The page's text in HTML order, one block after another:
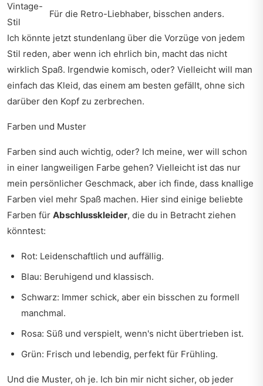
Vintage-
Stil
Für die Retro-Liebhaber, bisschen anders.
Ich könnte jetzt stundenlang über die Vorzüge von jedem
Stil reden, aber wenn ich ehrlich bin, macht das nicht
wirklich Spaß. Irgendwie komisch, oder? Vielleicht will man
einfach das Kleid, das einem am besten gefällt, ohne sich
darüber den Kopf zu zerbrechen.
Farben und Muster
Farben sind auch wichtig, oder? Ich meine, wer will schon
in einer langweiligen Farbe gehen? Vielleicht ist das nur
mein persönlicher Geschmack, aber ich finde, dass knallige
Farben viel mehr Spaß machen. Hier sind einige beliebte
Farben für Abschlusskleider, die du in Betracht ziehen
könntest:
Rot: Leidenschaftlich und auffällig.
Blau: Beruhigend und klassisch.
Schwarz: Immer schick, aber ein bisschen zu formell
manchmal.
Rosa: Süß und verspielt, wenn's nicht übertrieben ist.
Grün: Frisch und lebendig, perfekt für Frühling.
Und die Muster, oh je. Ich bin mir nicht sicher, ob jeder